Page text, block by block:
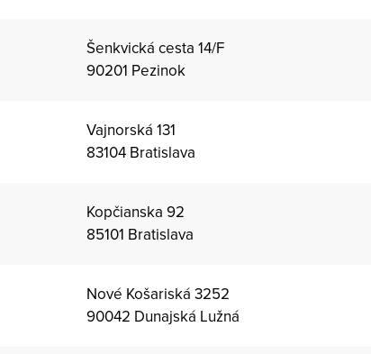
Šenkvická cesta 14/F
90201 Pezinok
Vajnorská 131
83104 Bratislava
Kopčianska 92
85101 Bratislava
Nové Košariská 3252
90042 Dunajská Lužná